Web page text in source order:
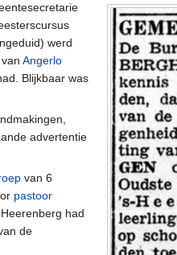
werd
Angerlo
Blijkbaar was
advertentie
van 6
pastoor
had
de